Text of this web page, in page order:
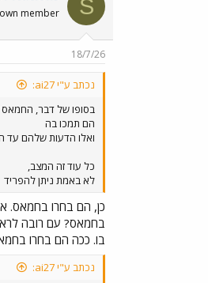
o
n
s
S
member
18/7/26
נכתב ע"י ai27:
בסופו של דבר,
הם תמכו בה
ואלו הדעות שלהם עד
כל עוד זה המצב,
לא באמת ניתן להפריד
כן, הם בחרו בחמאס.
בחמאס? עם רובה
בו. ככה הם בחרו
נכתב ע"י ai27: